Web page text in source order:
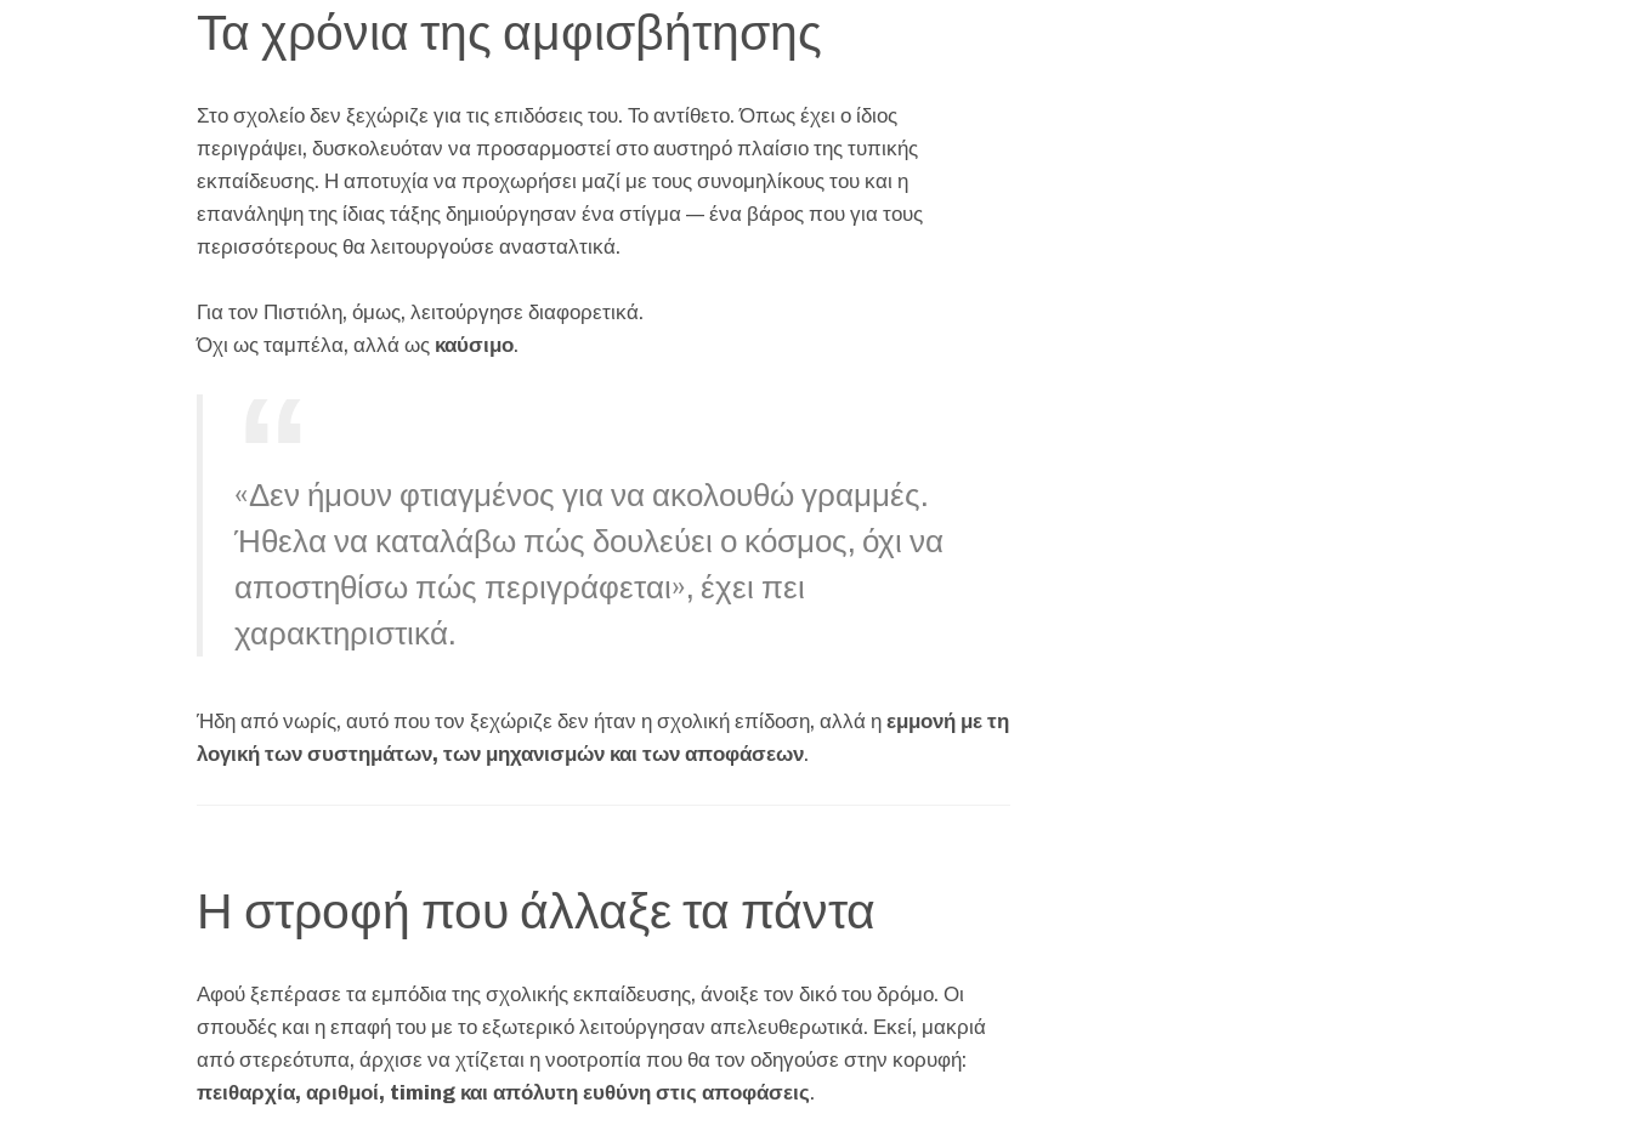
Τα χρόνια της αμφισβήτησης
Στο σχολείο δεν ξεχώριζε για τις επιδόσεις του. Το αντίθετο. Όπως έχει ο ίδιος
περιγράψει, δυσκολευόταν να προσαρμοστεί στο αυστηρό πλαίσιο της τυπικής
εκπαίδευσης. Η αποτυχία να προχωρήσει μαζί με τους συνομηλίκους του και η
επανάληψη της ίδιας τάξης δημιούργησαν ένα στίγμα — ένα βάρος που για τους
περισσότερους θα λειτουργούσε ανασταλτικά.
Για τον Πιστιόλη, όμως, λειτούργησε διαφορετικά.
Όχι ως ταμπέλα, αλλά ως καύσιμο.
«Δεν ήμουν φτιαγμένος για να ακολουθώ γραμμές.
Ήθελα να καταλάβω πώς δουλεύει ο κόσμος, όχι να
αποστηθίσω πώς περιγράφεται», έχει πει
χαρακτηριστικά.
Ήδη από νωρίς, αυτό που τον ξεχώριζε δεν ήταν η σχολική επίδοση, αλλά η εμμονή με τη
λογική των συστημάτων, των μηχανισμών και των αποφάσεων.
Η στροφή που άλλαξε τα πάντα
Αφού ξεπέρασε τα εμπόδια της σχολικής εκπαίδευσης, άνοιξε τον δικό του δρόμο. Οι
σπουδές και η επαφή του με το εξωτερικό λειτούργησαν απελευθερωτικά. Εκεί, μακριά
από στερεότυπα, άρχισε να χτίζεται η νοοτροπία που θα τον οδηγούσε στην κορυφή:
πειθαρχία, αριθμοί, timing και απόλυτη ευθύνη στις αποφάσεις.